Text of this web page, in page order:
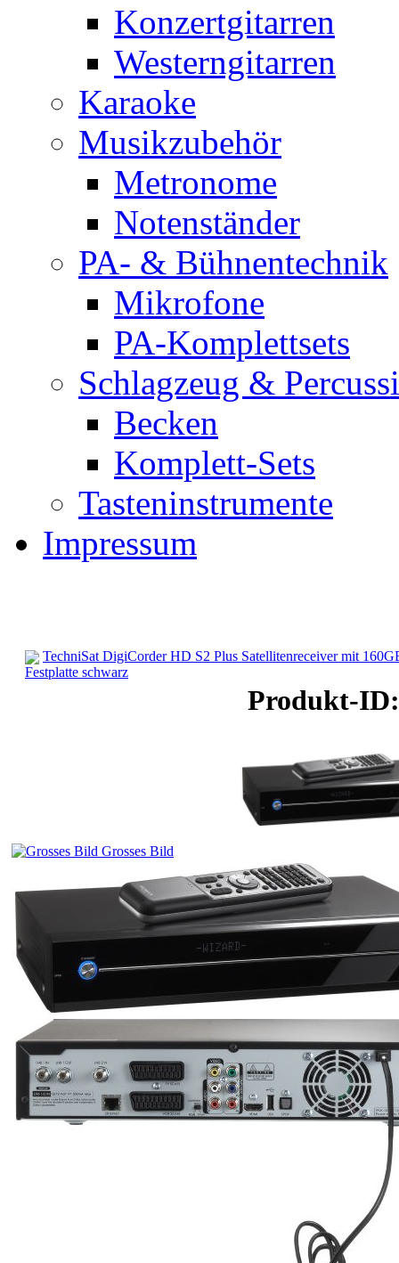
Konzertgitarren
Westerngitarren
Karaoke
Musikzubehör
Metronome
Notenständer
PA- & Bühnentechnik
Mikrofone
PA-Komplettsets
Schlagzeug &
Becken
Komplett-Sets
Tasteninstrumente
Impressum
TechniSat DigiCorder HD S2 Plus Satellitenreceiver mit
Festplatte schwarz
Produkt-
Grosses Bild